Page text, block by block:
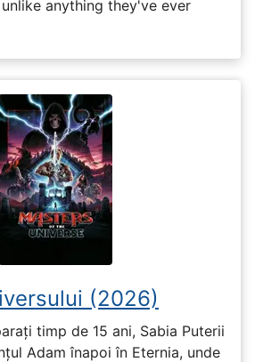
anything they've ever
(2026)
timp de 15 ani, Sabia Puterii
Adam înapoi în Eternia, unde